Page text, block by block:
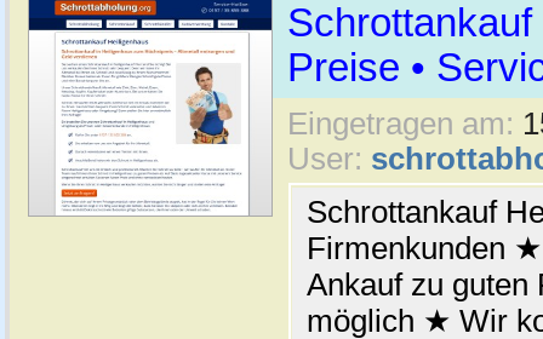
Schrottankauf
Preise •
Eingetragen am:
User:
Schrottankauf
Firmenkunden
Ankauf zu
möglich ★ Wir